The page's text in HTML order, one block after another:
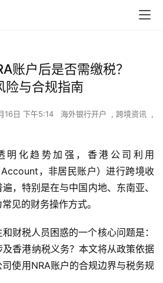
账户后是否需缴税？
与合规指南
16日 下午5:14 海外银行开户 , 跨境资讯 ,
明化趋势加强，香港公司利用
，非居民账户）进行跨境收
，特别是在与中国内地、东南亚、
见的财务操作方式。
财税人员困惑的一个核心问题是：
香港纳税义务？本文将从政策依据
使用NRA账户的合规边界与税务规